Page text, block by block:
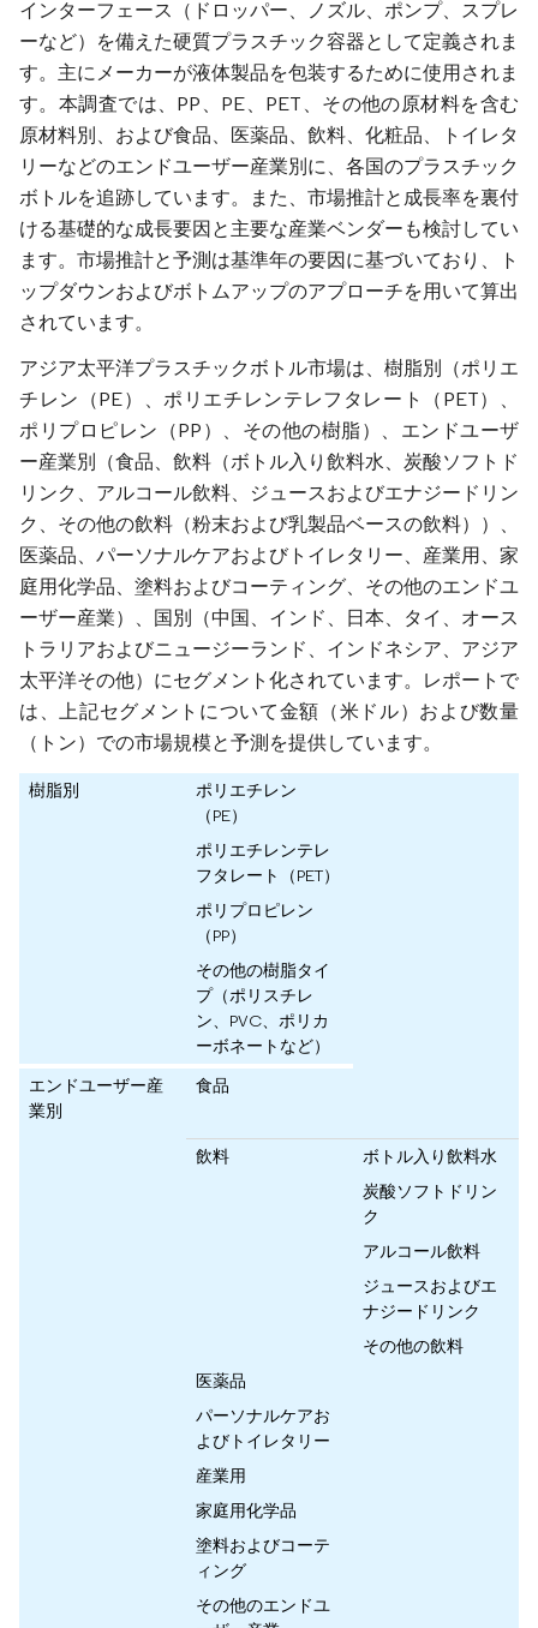
インターフェース（ドロッパー、ノズル、ポンプ、スプレ
ーなど）を備えた硬質プラスチック容器として定義されま
す。主にメーカーが液体製品を包装するために使用されま
す。本調査では、PP、PE、PET、その他の原材料を含む
原材料別、および食品、医薬品、飲料、化粧品、トイレタ
リーなどのエンドユーザー産業別に、各国のプラスチック
ボトルを追跡しています。また、市場推計と成長率を裏付
ける基礎的な成長要因と主要な産業ベンダーも検討してい
ます。市場推計と予測は基準年の要因に基づいており、ト
ップダウンおよびボトムアップのアプローチを用いて算出
されています。
アジア太平洋プラスチックボトル市場は、樹脂別（ポリエ
チレン（PE）、ポリエチレンテレフタレート（PET）、
ポリプロピレン（PP）、その他の樹脂）、エンドユーザ
ー産業別（食品、飲料（ボトル入り飲料水、炭酸ソフトド
リンク、アルコール飲料、ジュースおよびエナジードリン
ク、その他の飲料（粉末および乳製品ベースの飲料））、
医薬品、パーソナルケアおよびトイレタリー、産業用、家
庭用化学品、塗料およびコーティング、その他のエンドユ
ーザー産業）、国別（中国、インド、日本、タイ、オース
トラリアおよびニュージーランド、インドネシア、アジア
太平洋その他）にセグメント化されています。レポートで
は、上記セグメントについて金額（米ドル）および数量
（トン）での市場規模と予測を提供しています。
樹脂別
ポリエチレン
（PE）
ポリエチレンテレ
フタレート（PET）
ポリプロピレン
（PP）
その他の樹脂タイ
プ（ポリスチレ
ン、PVC、ポリカ
ーボネートなど）
エンドユーザー産
業別
食品
飲料
ボトル入り飲料水
炭酸ソフトドリン
ク
アルコール飲料
ジュースおよびエ
ナジードリンク
その他の飲料
医薬品
パーソナルケアお
よびトイレタリー
産業用
家庭用化学品
塗料およびコーテ
ィング
その他のエンドユ